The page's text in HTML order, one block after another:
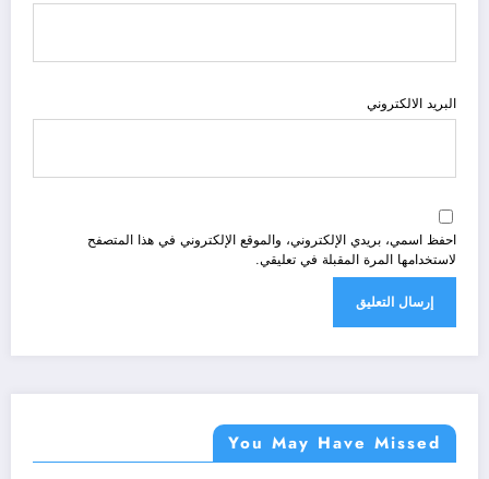
البريد الالكتروني
احفظ اسمي، بريدي الإلكتروني، والموقع الإلكتروني في هذا المتصفح
لاستخدامها المرة المقبلة في تعليقي.
You May Have Missed